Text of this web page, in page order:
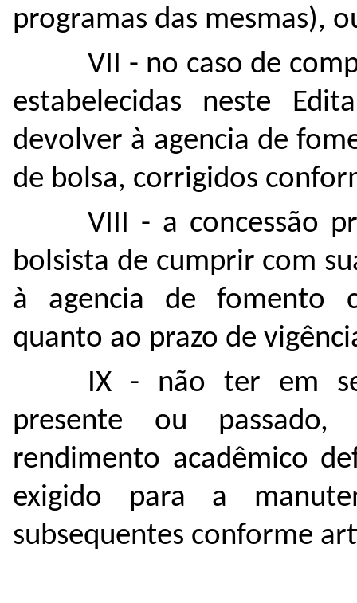
programas das mesmas),
VII - no caso de
estabelecidas neste
devolver à agencia de
de bolsa, corrigidos
VIII - a concessão
bolsista de cumprir com
à agencia de fomento
quanto ao prazo de
IX - não ter em
presente ou
rendimento acadêmico
exigido para a
subsequentes conforme